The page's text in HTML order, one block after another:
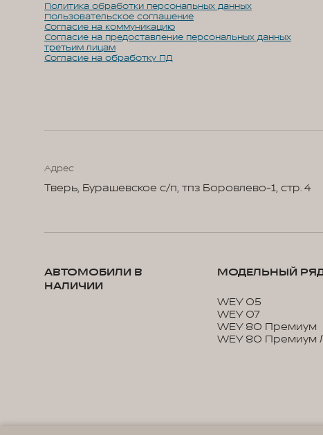
Политика обработки персональных данных
Пользовательское соглашение
Согласие на коммуникацию
Согласие на предоставление персональных данных
третьим лицам
Согласие на обработку ПД
Адрес
Тверь, Бурашевское с/п, тпз Боровлево-1, стр. 4
АВТОМОБИЛИ В
НАЛИЧИИ
МОДЕЛЬНЫЙ
WEY 05
WEY 07
WEY 80 Премиум
WEY 80 Премиум